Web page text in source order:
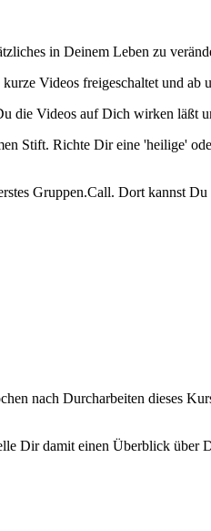
in Deinem Leben zu
Videos freigeschaltet und ab
Videos auf Dich wirken läßt
Stift. Richte Dir eine 'heilige'
Gruppen.Call. Dort kannst
nach Durcharbeiten dieses
Dir damit einen Überblick über